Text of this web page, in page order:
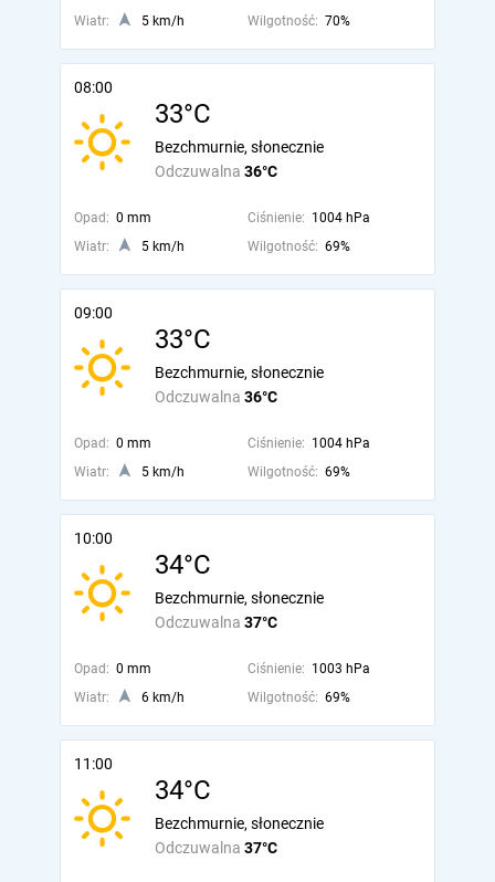
Wiatr: 5 km/h Wilgotność: 70%
08:00
33°C
Odczuwalna 36°C
Bezchmurnie, słonecznie
Opad: 0 mm Ciśnienie: 1004 hPa
Wiatr:
5 km/h Wilgotność: 69%
09:00
33°C
Odczuwalna 36°C
Bezchmurnie, słonecznie
Opad: 0 mm Ciśnienie: 1004 hPa
Wiatr:
5 km/h Wilgotność: 69%
10:00
34°C
Odczuwalna 37°C
Bezchmurnie, słonecznie
Opad: 0 mm Ciśnienie: 1003 hPa
Wiatr:
6 km/h Wilgotność: 69%
11:00
34°C
Odczuwalna 37°C
Bezchmurnie, słonecznie